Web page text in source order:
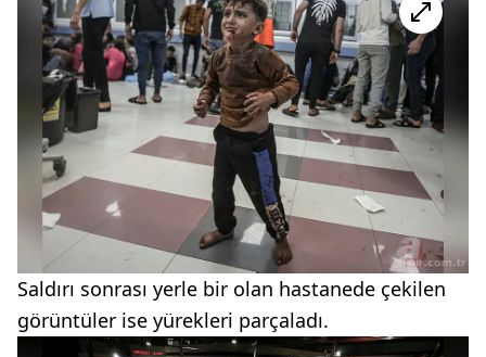
Saldırı sonrası yerle bir olan hastanede çekilen
görüntüler ise yürekleri parçaladı.